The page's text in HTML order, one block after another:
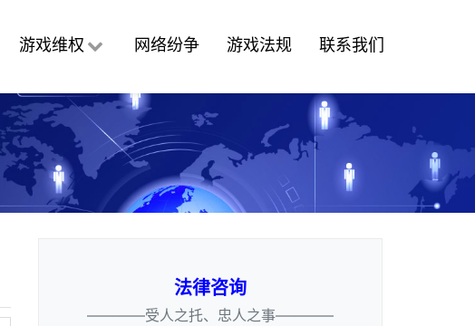
游戏维权 网络纷争 游戏法规 联系我们
法律咨询
————受人之托、忠人之事————